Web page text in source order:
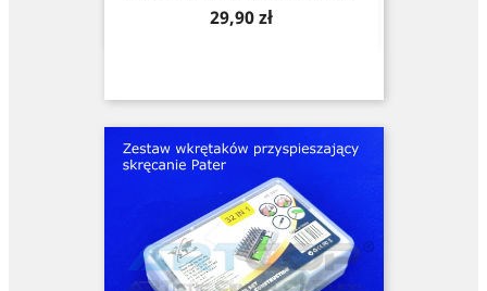
Cena
29,90 zł